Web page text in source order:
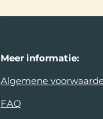
Meer informatie:
Algemene
FAQ